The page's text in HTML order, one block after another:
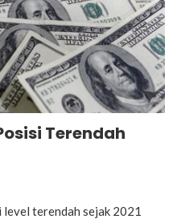
Terendah
level terendah sejak 2021